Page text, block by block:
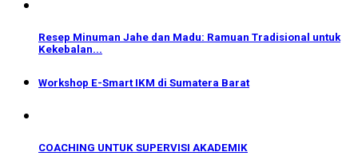
Resep Minuman Jahe dan Madu: Ramuan Tradisional untuk
Kekebalan...
Workshop E-Smart IKM di Sumatera Barat
COACHING UNTUK SUPERVISI AKADEMIK